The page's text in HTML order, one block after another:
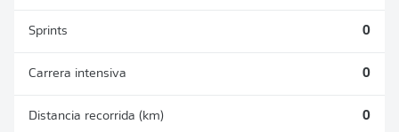
Sprints 0
Carrera intensiva 0
Distancia recorrida (km) 0